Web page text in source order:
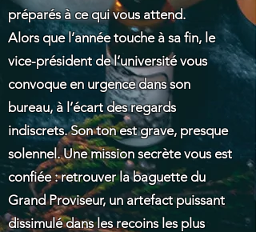
préparés à ce qui vous attend.
Alors que l’année touche à sa fin, le
vice-président de l’université vous
convoque en urgence dans son
bureau, à l’écart des regards
indiscrets. Son ton est grave, presque
solennel. Une mission secrète vous est
confiée : retrouver la baguette du
Grand Proviseur, un artefact puissant
dissimulé dans les recoins les plus